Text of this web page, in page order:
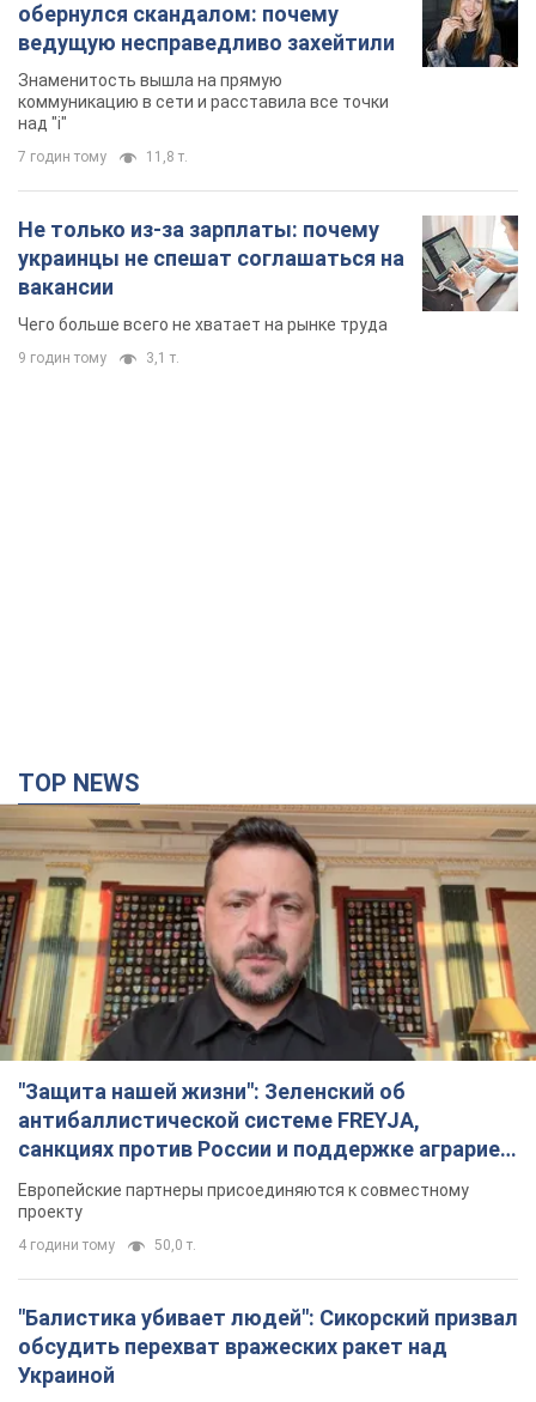
обернулся скандалом: почему
ведущую несправедливо захейтили
Знаменитость вышла на прямую
коммуникацию в сети и расставила все точки
над "i"
7 годин тому 11,8 т.
Не только из-за зарплаты: почему
украинцы не спешат соглашаться на
вакансии
Чего больше всего не хватает на рынке труда
9 годин тому 3,1 т.
TOP NEWS
"Защита нашей жизни": Зеленский об
антибаллистической системе FREYJA,
санкциях против России и поддержке аграриев.
Видео
Европейские партнеры присоединяются к совместному
проекту
4 години тому 50,0 т.
"Балистика убивает людей": Сикорский призвал
обсудить перехват вражеских ракет над
Украиной